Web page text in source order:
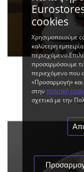
cookies
Χρησιμοποιούμε
καλύτερη
προσαρμόσουμε
περιεχόμενο που
«Προσαρμογή»
στην πολιτική
σχετικά με την